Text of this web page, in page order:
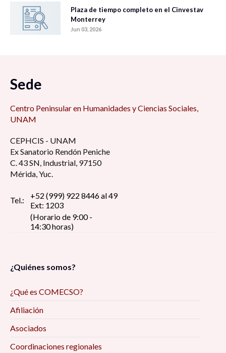
Plaza de tiempo completo en el Cinvestav
Monterrey
Jun 03, 2026
Sede
Centro Peninsular en Humanidades y Ciencias Sociales,
UNAM
CEPHCIS - UNAM
Ex Sanatorio Rendón Peniche
C. 43 SN, Industrial, 97150
Mérida, Yuc.
Tel.:
+52 (999) 922 8446 al 49
Ext: 1203
(Horario de 9:00 -
14:30 horas)
¿Quiénes somos?
¿Qué es COMECSO?
Afiliación
Asociados
Coordinaciones regionales